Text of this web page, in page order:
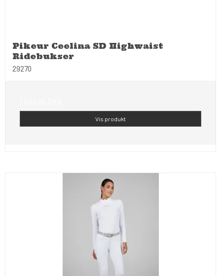
Pikeur Ceelina SD Highwaist
Ridebukser
29270
Vis produkt